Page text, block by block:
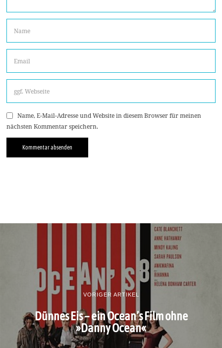
Name, E-Mail-Adresse und Website in diesem Browser für meinen
nächsten Kommentar speichern.
VORIGER ARTIKEL
Dünnes Eis – ein Ocean’s Film ohne
»Danny Ocean«